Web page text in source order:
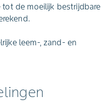
de moeilijk bestrijdbare
leem-, zand- en